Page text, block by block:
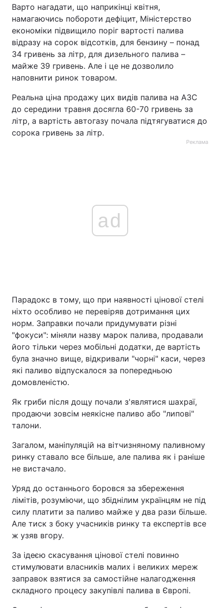
Варто нагадати, що наприкінці квітня,
намагаючись побороти дефіцит, Міністерство
економіки підвищило поріг вартості палива
відразу на сорок відсотків, для бензину – понад
34 гривень за літр, для дизельного палива –
майже 39 гривень. Але і це не дозволило
наповнити ринок товаром.
Реальна ціна продажу цих видів палива на АЗС
до середини травня досягла 60-70 гривень за
літр, а вартість автогазу почала підтягуватися до
сорока гривень за літр.
Реклама
ad
Парадокс в тому, що при наявності цінової стелі
ніхто особливо не перевіряв дотримання цих
норм. Заправки почали придумувати різні
"фокуси": міняли назву марок палива, продавали
його тільки через мобільні додатки, де вартість
була значно вище, відкривали "чорні" каси, через
які паливо відпускалося за попередньою
домовленістю.
Як гриби після дощу почали з'являтися шахраї,
продаючи зовсім неякісне паливо або "липові"
талони.
Загалом, маніпуляцій на вітчизняному паливному
ринку ставало все більше, але палива як і раніше
не вистачало.
Уряд до останнього боровся за збереження
лімітів, розуміючи, що збіднілим українцям не під
силу платити за паливо майже у два рази більше.
Але тиск з боку учасників ринку та експертів все
ж узяв вгору.
За ідеєю скасування цінової стелі повинно
стимулювати власників малих і великих мереж
заправок взятися за самостійне налагодження
складного процесу закупівлі палива в Європі.